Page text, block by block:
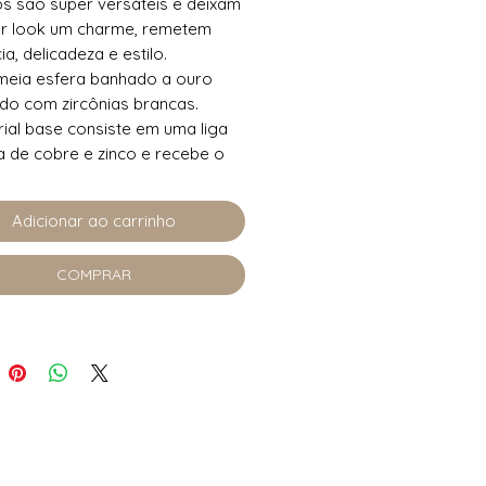
look um charme, remetem
delicadeza e estilo.
esfera banhado a ouro
com zircônias brancas.
base consiste em uma liga
de cobre e zinco e recebe o
um verniz de proteção que
durabilidade maior da
peças não possuem o
sua composição e utilizamos
8mm
Adicionar ao carrinho
COMPRAR